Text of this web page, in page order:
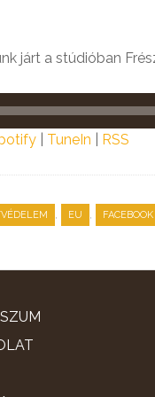
járt a stúdióban
TuneIn RSS
, EU , FACEBOOK